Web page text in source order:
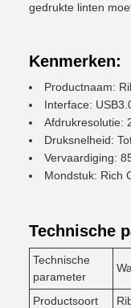
gedrukte linten
Kenmerken:
Productnaam:
Interface:
Afdrukresolutie:
Druksnelheid:
Vervaardiging:
Mondstuk: Rich
Technische
Technische
parameter
Productsoort